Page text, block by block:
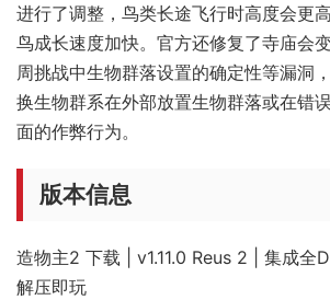
进行了调整，鸟类长途飞行时高度会更
鸟成长速度加快。官方还修复了寺庙会
周挑战中生物群落设置的确定性等漏洞
换生物群系在外部放置生物群落或在错
面的作弊行为。
版本信息
造物主2 下载 | v1.11.0 Reus 2 | 集成全
解压即玩